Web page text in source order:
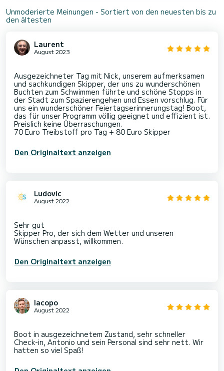
Unmoderierte Meinungen - Sortiert von den neuesten bis zu
den ältesten
Laurent
August 2023
Ausgezeichneter Tag mit Nick, unserem aufmerksamen
und sachkundigen Skipper, der uns zu wunderschönen
Buchten zum Schwimmen führte und schöne Stopps in
der Stadt zum Spazierengehen und Essen vorschlug. Für
uns ein wunderschöner Feiertagserinnerungstag! Boot,
das für unser Programm völlig geeignet und effizient ist.
Preislich keine Überraschungen.
Den Originaltext anzeigen
Ludovic
August 2022
Sehr gut
Skipper Pro, der sich dem Wetter und unseren
Den Originaltext anzeigen
Iacopo
August 2022
Boot in ausgezeichnetem Zustand, sehr schneller
Check-in, Antonio und sein Personal sind sehr nett. Wir